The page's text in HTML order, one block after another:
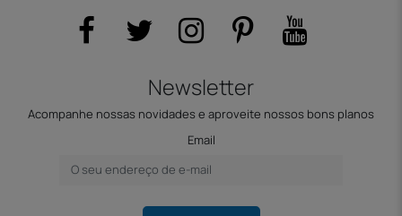
Newsletter
Acompanhe nossas novidades e aproveite nossos bons planos
Email